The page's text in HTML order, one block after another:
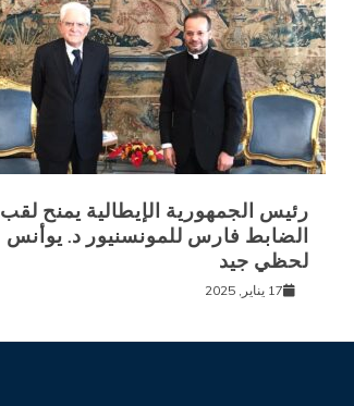
رئيس الجمهورية الإيطالية يمنح لقب
الضابط فارس للمونسنيور د. يوأنس
لحظي جيد
17 يناير, 2025